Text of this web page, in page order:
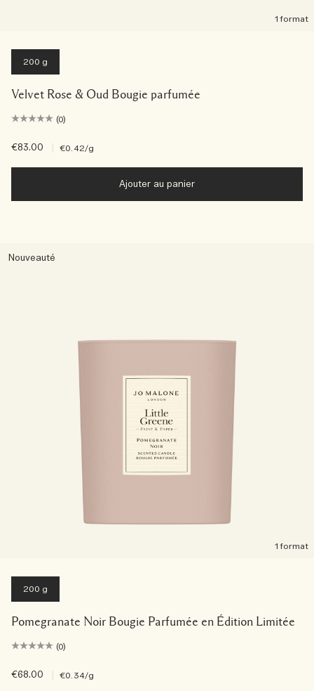
1 format
200 g
Velvet Rose & Oud Bougie parfumée
(0)
€83.00 €0.42/g
Ajouter au panier
Nouveauté
1 format
200 g
Pomegranate Noir Bougie Parfumée en Édition Limitée
(0)
€68.00 €0.34/g